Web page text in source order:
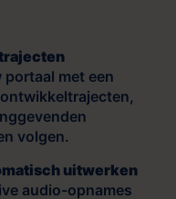
met een
volgen.
uitwerken
audio-opnames